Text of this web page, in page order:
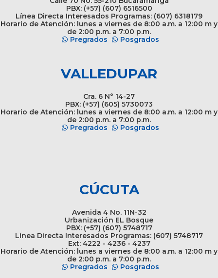
PBX: (+57) (607) 6516500
Línea Directa Interesados Programas: (607) 6318179
Horario de Atención: lunes a viernes de 8:00 a.m. a 12:00 m y
de 2:00 p.m. a 7:00 p.m.
Pregrados
Posgrados
VALLEDUPAR
Cra. 6 N° 14-27
PBX: (+57) (605) 5730073
Horario de Atención: lunes a viernes de 8:00 a.m. a 12:00 m y
de 2:00 p.m. a 7:00 p.m.
Pregrados
Posgrados
CÚCUTA
Avenida 4 No. 11N-32
Urbanización EL Bosque
PBX: (+57) (607) 5748717
Línea Directa Interesados Programas: (607) 5748717
Ext: 4222 - 4236 - 4237
Horario de Atención: lunes a viernes de 8:00 a.m. a 12:00 m y
de 2:00 p.m. a 7:00 p.m.
Pregrados
Posgrados